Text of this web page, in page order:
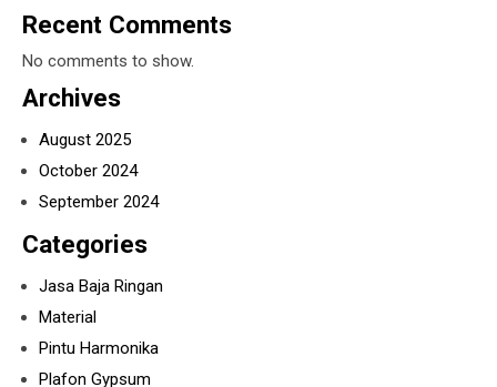
Recent Comments
No comments to show.
Archives
August 2025
October 2024
September 2024
Categories
Jasa Baja Ringan
Material
Pintu Harmonika
Plafon Gypsum